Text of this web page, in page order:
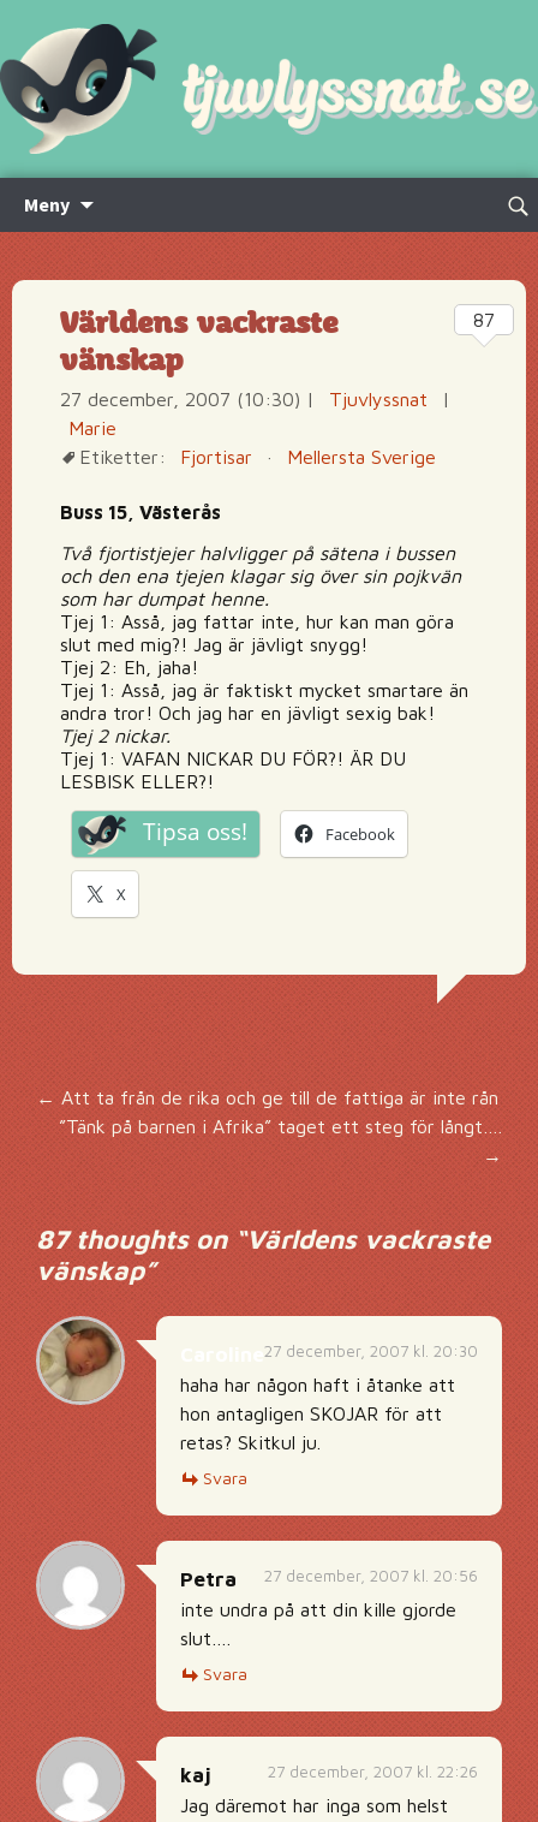
Meny
innehåll
Sök
Världens vackraste
vänskap
27 december, 2007 (10:30) | Tjuvlyssnat
|
Marie
Etiketter:
Fjortisar · Mellersta Sverige
Buss 15, Västerås
Två fjortistjejer halvligger på sätena i bussen
och den ena tjejen klagar sig över sin pojkvän
som har dumpat henne.
Tjej 1: Asså, jag fattar inte, hur kan man göra
slut med mig?! Jag är jävligt snygg!
Tjej 2: Eh, jaha!
Tjej 1: Asså, jag är faktiskt mycket smartare än
andra tror! Och jag har en jävligt sexig bak!
Tjej 2 nickar.
Tjej 1: VAFAN NICKAR DU FÖR?! ÄR DU
LESBISK ELLER?!
Tipsa oss! Facebook
X
87
Inläggsnavigering
← Att ta från de rika och ge till de fattiga är inte rån
”Tänk på barnen i Afrika” taget ett steg för långt….
→
87 thoughts on “Världens vackraste
vänskap”
27 december, 2007 kl. 20:30
haha har någon haft i åtanke att
hon antagligen SKOJAR för att
retas? Skitkul ju.
Svara
27 december, 2007 kl. 20:56
Petra
inte undra på att din kille gjorde
slut….
Svara
27 december, 2007 kl. 22:26
kaj
Jag däremot har inga som helst